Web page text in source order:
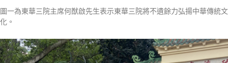
圖一為東華三院主席何猷啟先生表示東華三院將不遺餘力弘揚中華傳統文
化。